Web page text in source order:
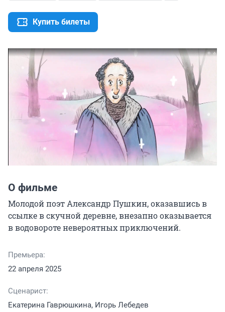
Купить билеты
О фильме
Молодой поэт Александр Пушкин, оказавшись в
ссылке в скучной деревне, внезапно оказывается
в водовороте невероятных приключений.
Премьера:
22 апреля 2025
Сценарист:
Екатерина Гаврюшкина, Игорь Лебедев